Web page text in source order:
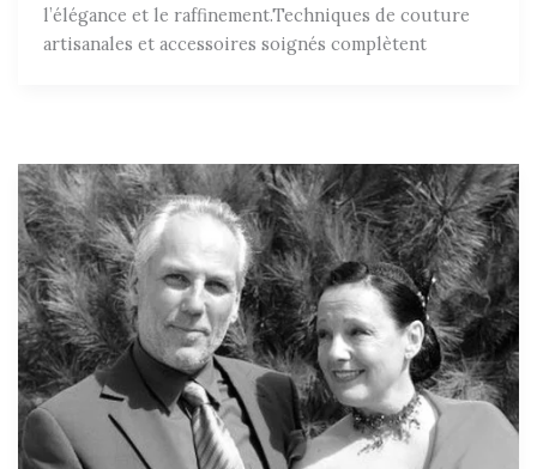
l’élégance et le raffinement.Techniques de couture
artisanales et accessoires soignés complètent